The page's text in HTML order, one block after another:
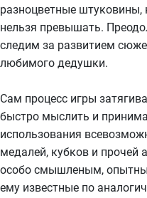
разноцветные штуковины,
нельзя превышать.
следим за развитием
любимого дедушки.
Сам процесс игры
быстро мыслить и
использования
медалей, кубков и прочей
особо смышленым,
ему известные по